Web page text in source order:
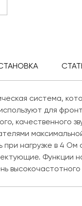
система,
для
качественного
нагрузке в 4 Ом
Функции